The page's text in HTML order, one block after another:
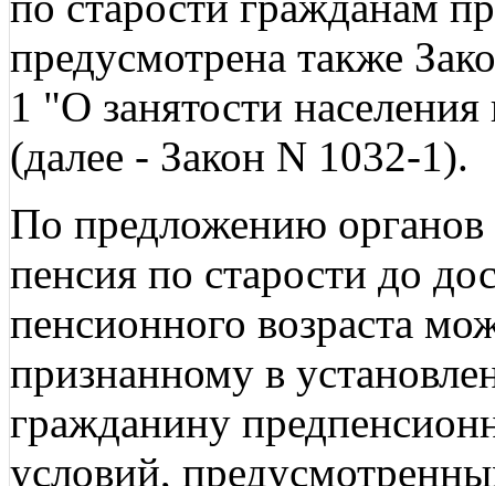
предусмотрена также
1 "О занятости
(далее - Закон N 1032-1).
По предложению органов
пенсия по старости до
пенсионного возраста
признанному в
гражданину
условий,